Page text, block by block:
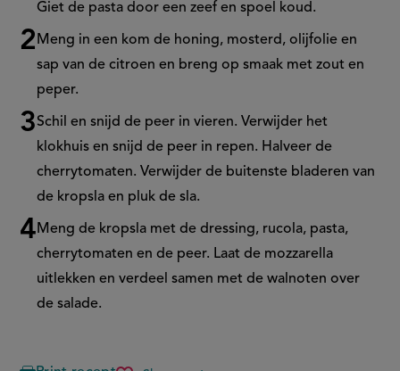
Giet de pasta door een zeef en spoel koud.
Meng in een kom de honing, mosterd, olijfolie en
sap van de citroen en breng op smaak met zout en
peper.
Schil en snijd de peer in vieren. Verwijder het
klokhuis en snijd de peer in repen. Halveer de
cherrytomaten. Verwijder de buitenste bladeren van
de kropsla en pluk de sla.
Meng de kropsla met de dressing, rucola, pasta,
cherrytomaten en de peer. Laat de mozzarella
uitlekken en verdeel samen met de walnoten over
de salade.